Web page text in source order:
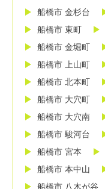
船橋市 金杉台
船橋市 東町
船橋市 金堀町
船橋市 上山町
船橋市 北本町
船橋市 大穴町
船橋市 大穴南
船橋市 駿河台
船橋市 宮本
船橋市 本中山
船橋市 八木が谷